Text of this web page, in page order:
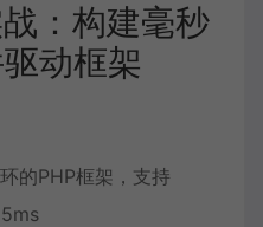
：构建毫秒
动框架
的PHP框架，支持